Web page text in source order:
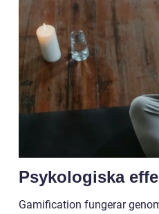
Psykologiska
Gamification fungerar